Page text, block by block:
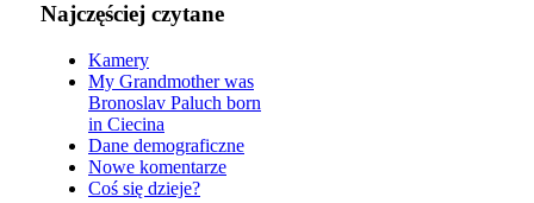
Najczęściej czytane
Kamery
My Grandmother was
Bronoslav Paluch born
in Ciecina
Dane demograficzne
Nowe komentarze
Coś się dzieje?